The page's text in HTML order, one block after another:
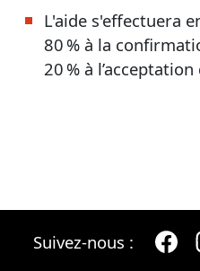
L'aide s'effectuera
80 % à la
20 % à
Suivez-nous :